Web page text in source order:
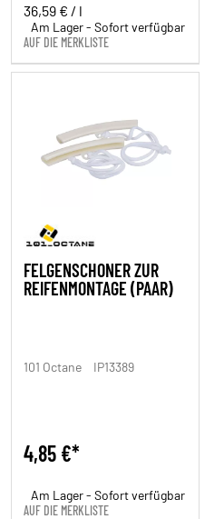
36,59 € / l
Am Lager - Sofort verfügbar
AUF DIE MERKLISTE
FELGENSCHONER ZUR
REIFENMONTAGE (PAAR)
101 Octane IP13389
4,85 €*
Am Lager - Sofort verfügbar
AUF DIE MERKLISTE